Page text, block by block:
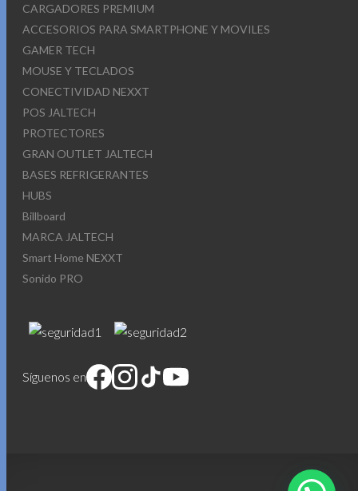
CARGADORES PREMIUM
ACCESORIOS PARA SMARTPHONE Y MOVILES
GAMER TECH
MOUSE Y TECLADOS
CONECTIVIDAD NEXXT
POS JALTECH
PROTECTORES
GRAN OUTLET JALTECH
BASES REFRIGERANTES
HUBS
Billboard
MARCA JALTECH
Smart Home NEXXT
Sonido PRO
Síguenos en